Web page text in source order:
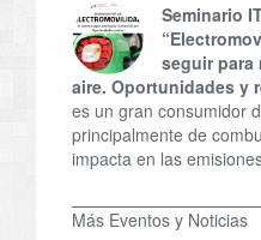
Seminario
seguir para
aire. Oportunidades y
es un gran consumidor
principalmente de
impacta en las
Más Eventos y Noticias